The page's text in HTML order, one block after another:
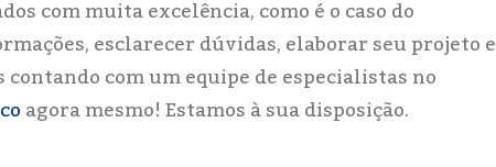
com muita excelência, como é o caso do
esclarecer dúvidas, elaborar seu projeto e
com um equipe de especialistas no
agora mesmo! Estamos à sua disposição.